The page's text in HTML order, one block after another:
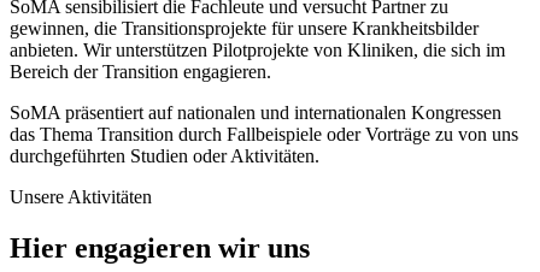
SoMA sensibilisiert die Fachleute und versucht Partner zu
gewinnen, die Transitionsprojekte für unsere Krankheitsbilder
anbieten. Wir unterstützen Pilotprojekte von Kliniken, die sich im
Bereich der Transition engagieren.
SoMA präsentiert auf nationalen und internationalen Kongressen
das Thema Transition durch Fallbeispiele oder Vorträge zu von uns
durchgeführten Studien oder Aktivitäten.
Unsere Aktivitäten
Hier engagieren wir uns